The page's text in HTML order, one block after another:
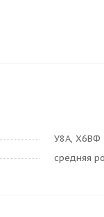
У8А, Х6ВФ
средняя